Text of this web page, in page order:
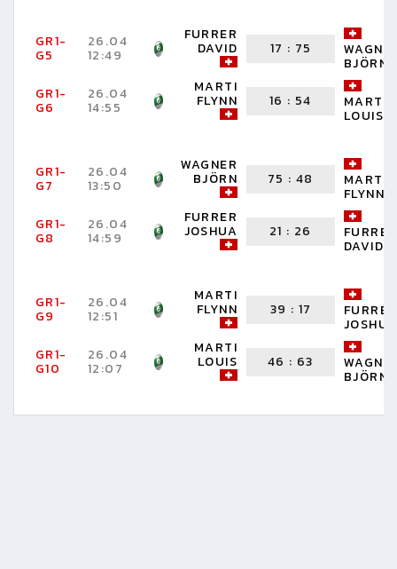
GR1-
G5
26.04
12:49
FURRER
DAVID 17 : 75
BJÖRN
GR1-
G6
26.04
14:55
MARTI
FLYNN 16 : 54 MARTI
LOUIS
GR1-
G7
26.04
13:50
WAGNER
BJÖRN 75 :48 MARTI
FLYNN
GR1-
G8
26.04
14:59
FURRER
JOSHUA 21 : 26 FURRER
DAVID
GR1-
G9
26.04
12:51
MARTI
FLYNN 39 : 17 FURRER
JOSHUA
GR1-
G10
26.04
12:07
MARTI
LOUIS 46 : 63
BJÖRN